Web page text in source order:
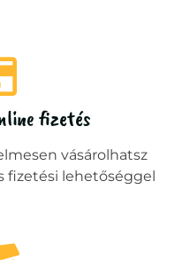
fizetés
vásárolhatsz
fizetési lehetőséggel